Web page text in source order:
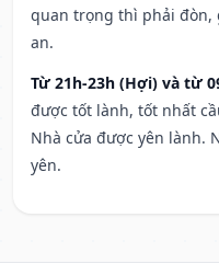
quan trọng thì phải đòn,
an.
Từ 21h-23h (Hợi) và từ
được tốt lành, tốt nhất
Nhà cửa được yên lành.
yên.